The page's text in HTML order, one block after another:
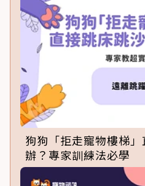
狗狗「拒走寵物樓梯
辦？專家訓練法必學